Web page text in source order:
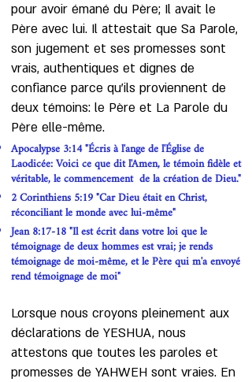
pour avoir émané du Père; Il avait le
Père avec lui. Il attestait que Sa Parole,
son jugement et ses promesses sont
vrais, authentiques et dignes de
confiance parce qu'ils proviennent de
deux témoins: le Père et La Parole du
Père elle-même.
Apocalypse 3:14 "Écris à l'ange de l'Église de
Laodicée: Voici ce que dit l'Amen, le témoin fidèle et
véritable, le commencement de la création de Dieu."
2 Corinthiens 5:19 "Car Dieu était en Christ,
réconciliant le monde avec lui-même"
Jean8:17-18"Il est écrit dans votre loi que le
témoignage de deux hommes est vrai; je rends
témoignage de moi-même, et le Père qui m'a envoyé
rend témoignage de moi"
Lorsque nous croyons pleinement aux
déclarations de YESHUA, nous
attestons que toutes les paroles et
promesses de YAHWEH sont vraies. En